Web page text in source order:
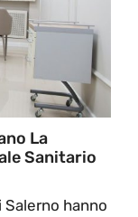
La
Sanitario
hanno